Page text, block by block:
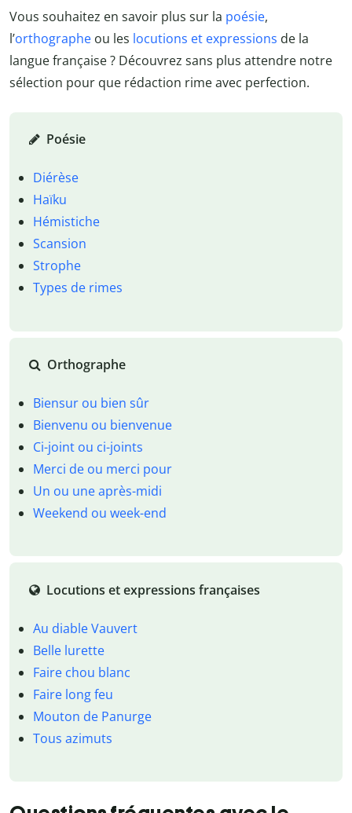
Vous souhaitez en savoir plus sur la poésie,
l’orthographe ou les locutions et expressions de la
langue française ? Découvrez sans plus attendre notre
sélection pour que rédaction rime avec perfection.
Poésie
Diérèse
Haïku
Hémistiche
Scansion
Strophe
Types de rimes
Orthographe
Biensur ou bien sûr
Bienvenu ou bienvenue
Ci-joint ou ci-joints
Merci de ou merci pour
Un ou une après-midi
Weekend ou week-end
Locutions et expressions françaises
Au diable Vauvert
Belle lurette
Faire chou blanc
Faire long feu
Mouton de Panurge
Tous azimuts